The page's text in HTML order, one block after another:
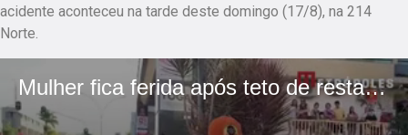
acidente aconteceu na tarde deste domingo (17/8), na 214
Norte.